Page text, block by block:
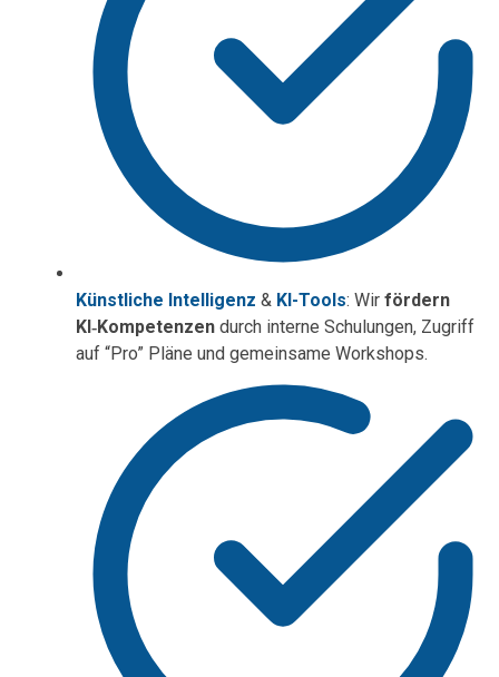
Künstliche Intelligenz & KI-Tools: Wir fördern
KI‑Kompetenzen durch interne Schulungen, Zugriff
auf “Pro” Pläne und gemeinsame Workshops.